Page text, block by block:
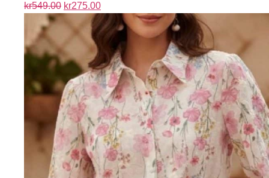
kr549.00 kr275.00